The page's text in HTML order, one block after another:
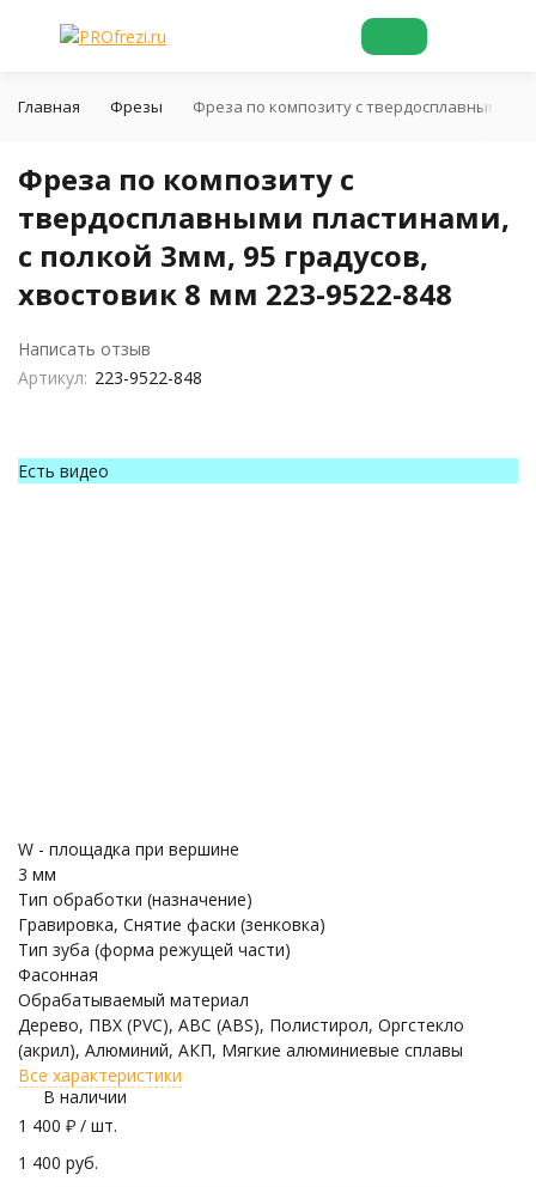
Главная Фрезы Фреза по композиту с твердосплавными
Фреза по композиту с
твердосплавными пластинами,
с полкой 3мм, 95 градусов,
хвостовик 8 мм 223-9522-848
Написать отзыв
Артикул: 223-9522-848
Есть видео
W - площадка при вершине
3 мм
Тип обработки (назначение)
Гравировка, Снятие фаски (зенковка)
Тип зуба (форма режущей части)
Фасонная
Обрабатываемый материал
Дерево, ПВХ (PVC), ABC (ABS), Полистирол, Оргстекло
(акрил), Алюминий, АКП, Мягкие алюминиевые сплавы
Все характеристики
В наличии
1 400 ₽ / шт.
1 400 руб.